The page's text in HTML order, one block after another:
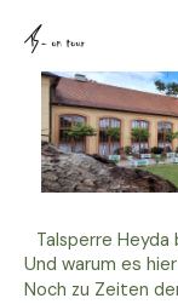
Inhalt
springen
Talsperre Heyda
Und warum es
Noch zu Zeiten